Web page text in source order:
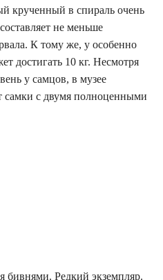
крученный в спираль очень
не меньше
К тому же, у особенно
достигать 10 кг. Несмотря
у самцов, в музее
самки с двумя полноценными
бивнями. Редкий экземпляр.